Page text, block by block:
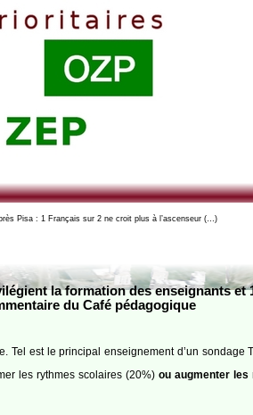
Pisa : 1 Français sur 2 ne croit plus à l’ascenseur (…)
la formation des enseignants et
du Café pédagogique
Tel est le principal enseignement d’un sondage
les rythmes scolaires (20%) ou augmenter les